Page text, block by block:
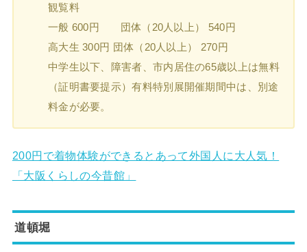
観覧料
一般 600円 団体（20人以上） 540円
高大生 300円 団体（20人以上） 270円
中学生以下、障害者、市内居住の65歳以上は無料
（証明書要提示）有料特別展開催期間中は、別途
料金が必要。
200円で着物体験ができるとあって外国人に大人気！
「大阪くらしの今昔館」
道頓堀